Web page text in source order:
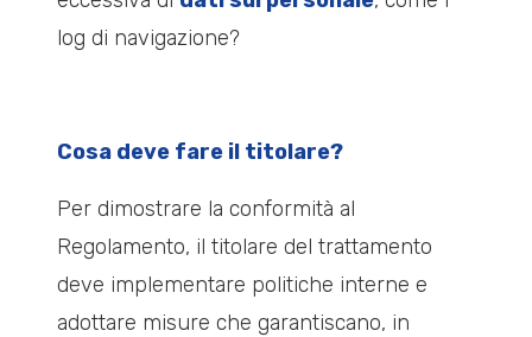
log di navigazione?
Cosa deve fare il titolare?
Per dimostrare la conformità al
Regolamento, il titolare del trattamento
deve implementare politiche interne e
adottare misure che garantiscano, in